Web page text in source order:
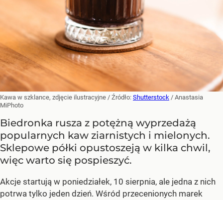
Kawa w szklance, zdjęcie ilustracyjne / Źródło: Shutterstock / Anastasia
MiPhoto
Biedronka rusza z potężną wyprzedażą
popularnych kaw ziarnistych i mielonych.
Sklepowe półki opustoszeją w kilka chwil,
więc warto się pospieszyć.
Akcje startują w poniedziałek, 10 sierpnia, ale jedna z nich
potrwa tylko jeden dzień. Wśród przecenionych marek